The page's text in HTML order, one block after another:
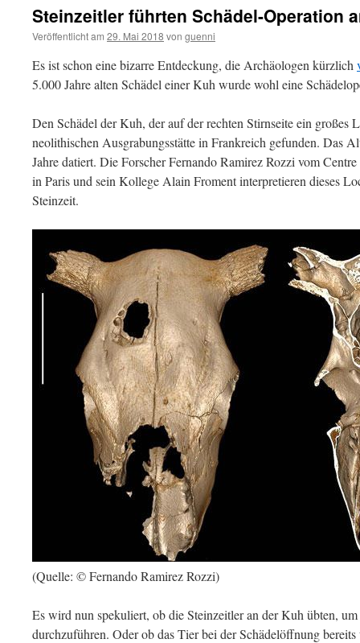
Steinzeitler führten Schädel-Operation
Veröffentlicht am 29. Mai 2018 von guenni
Es ist schon eine bizarre Entdeckung, die Archäologen kürzlich
5.000 Jahre alten Schädel einer Kuh wurde wohl eine
Den Schädel der Kuh, der auf der rechten Stirnseite ein großes
neolithischen Ausgrabungsstätte in Frankreich gefunden. Das
Jahre datiert. Die Forscher Fernando Ramirez Rozzi vom
in Paris und sein Kollege Alain Froment interpretieren dieses
Steinzeit.
(Quelle: © Fernando Ramirez Rozzi)
Es wird nun spekuliert, ob die Steinzeitler an der Kuh übten,
durchzuführen. Oder ob das Tier bei der Schädelöffnung